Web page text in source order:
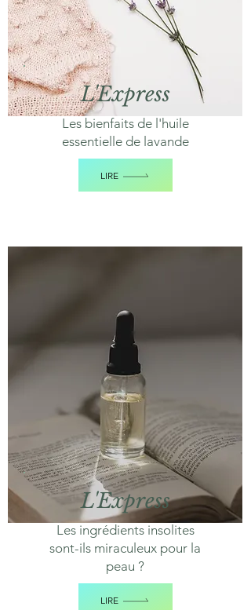
L'Express
Les bienfaits de l'huile
essentielle de lavande
LIRE
L'Express
Les ingrédients insolites
sont-ils miraculeux pour la
peau ?
LIRE